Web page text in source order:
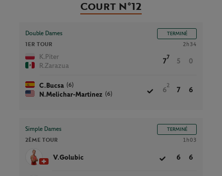
Court N°12
Double Dames TERMINÉ
1ER TOUR 2h34
K.Piter
R.Zarazua
7
7
5 0
C.Bucsa (6)
N.Melichar-Martinez (6)
6
2
7 6
Simple Dames TERMINÉ
2ÈME TOUR 1h03
V.Golubic 6 6